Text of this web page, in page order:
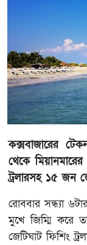
কক্সবাজারের
থেকে
ট্রলারসহ ১৫ জন
রোববার সন্ধ্যা
মুখে জিম্মি করে
জেটিঘাট ফিশিং